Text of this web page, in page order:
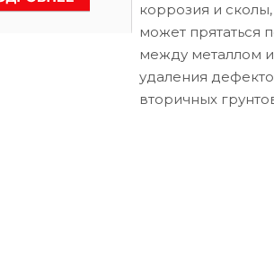
коррозия и
может прятаться
между металлом
удаления
вторичных